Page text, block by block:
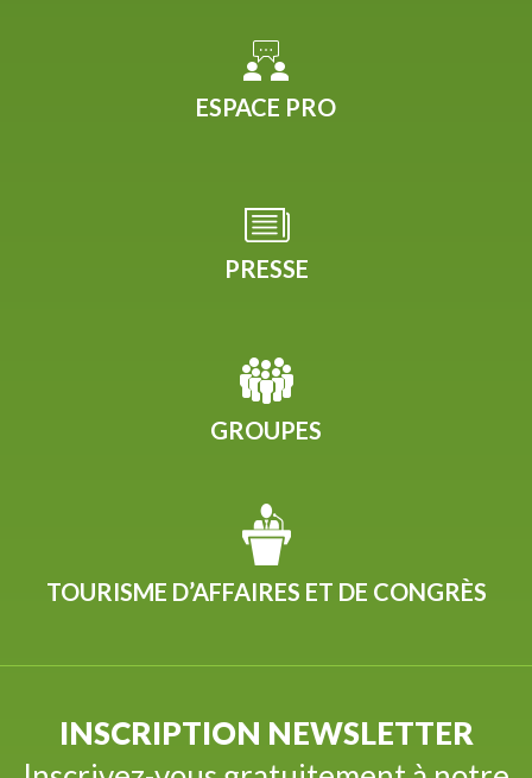
ESPACE PRO
PRESSE
GROUPES
TOURISME D’AFFAIRES ET DE CONGRÈS
INSCRIPTION NEWSLETTER